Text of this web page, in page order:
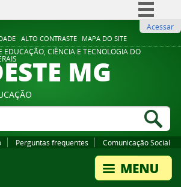
ALTO CONTRASTE MAPA DO SITE
Comunica BR
Participe
Legislação
Acessar
EDUCAÇÃO, CIÊNCIA E TECNOLOGIA DO
MG
Perguntas frequentes Comunicação Social